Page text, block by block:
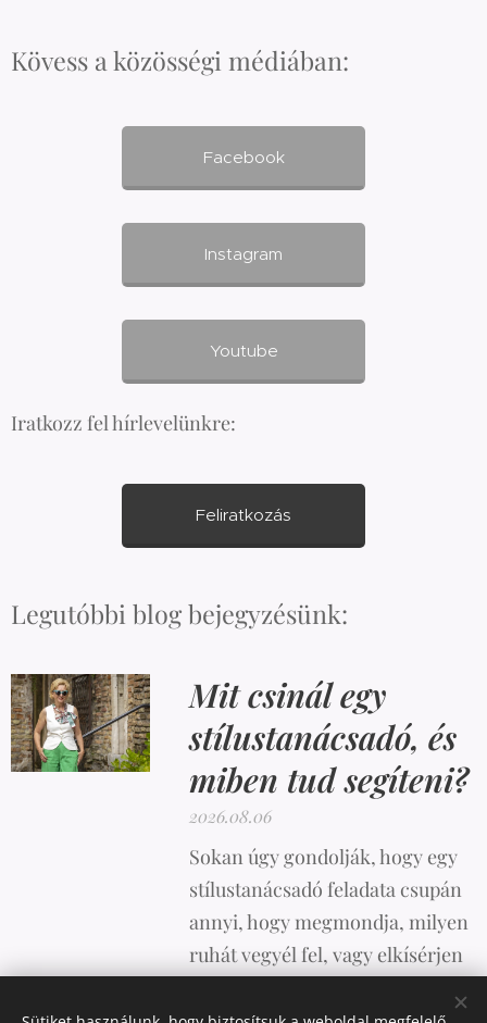
Kövess a közösségi médiában:
Facebook
Instagram
Youtube
Iratkozz fel hírlevelünkre:
Feliratkozás
Legutóbbi blog bejegyzésünk:
Mit csinál egy
stílustanácsadó, és
miben tud segíteni?
2026.08.06
Sokan úgy gondolják, hogy egy
stílustanácsadó feladata csupán
annyi, hogy megmondja, milyen
ruhát vegyél fel, vagy elkísérjen